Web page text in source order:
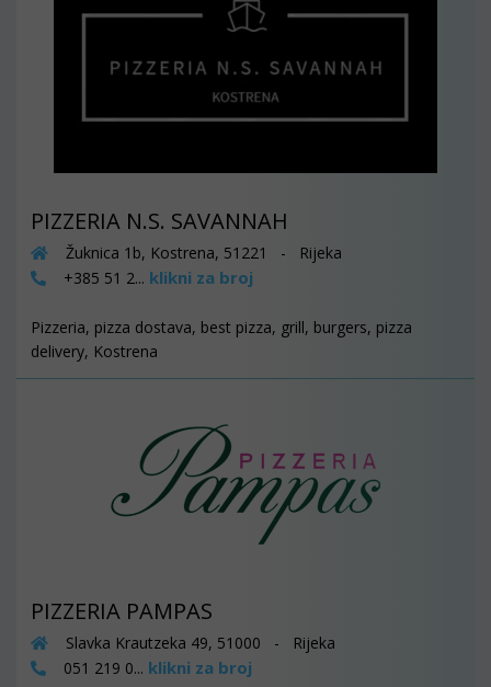
PIZZERIA N.S. SAVANNAH
Žuknica 1b, Kostrena, 51221 - Rijeka
+385 51 2... klikni za broj
Pizzeria, pizza dostava, best pizza, grill, burgers, pizza
delivery, Kostrena
PIZZERIA PAMPAS
Slavka Krautzeka 49, 51000 - Rijeka
051 219 0... klikni za broj